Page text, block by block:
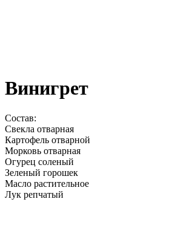
Винигрет
Состав:
Свекла отварная
Картофель отварной
Морковь отварная
Огурец соленый
Зеленый горошек
Масло растительное
Лук репчатый